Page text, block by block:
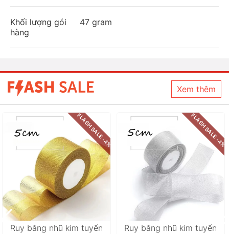
Khối lượng gói
hàng
47 gram
Xem thêm
Cuộn ruy băng lụa trơn gói
FLASH SALE -5%
Ruy băng nhựa tạo kiểu bản
FLASH SALE -2%